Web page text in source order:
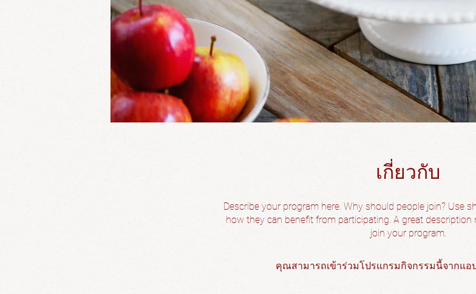
เกี่ยวกับ
Describe your program here. Why should people join? Use
how they can benefit from participating. A great description
join your program.
คุณสามารถเข้าร่วมโปรแกรมกิจกรรมนี้จากแอ